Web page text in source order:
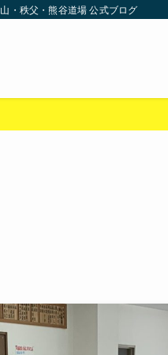
・秩父・熊谷道場 公式ブログ